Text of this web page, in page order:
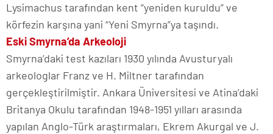
Lysimachus tarafından kent “yeniden kuruldu” ve
körfezin karşına yani “Yeni Smyrna”ya taşındı.
Eski Smyrna’da Arkeoloji
Smyrna’daki test kazıları 1930 yılında Avusturyalı
arkeologlar Franz ve H. Miltner tarafından
gerçekleştirilmiştir. Ankara Üniversitesi ve Atina’daki
Britanya Okulu tarafından 1948-1951 yılları arasında
yapılan Anglo-Türk araştırmaları, Ekrem Akurgal ve J.